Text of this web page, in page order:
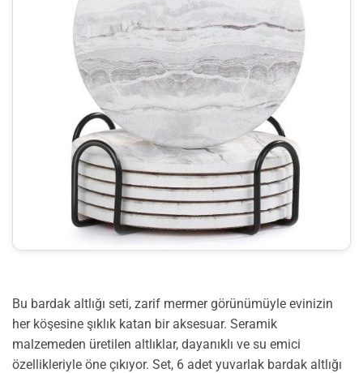
Bu bardak altlığı seti, zarif mermer görünümüyle evinizin
her köşesine şıklık katan bir aksesuar. Seramik
malzemeden üretilen altlıklar, dayanıklı ve su emici
özellikleriyle öne çıkıyor. Set, 6 adet yuvarlak bardak altlığı